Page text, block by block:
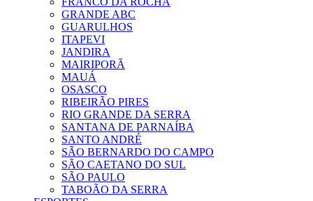
GRANDE ABC
GUARULHOS
ITAPEVI
JANDIRA
MAIRIPORÃ
MAUÁ
OSASCO
RIBEIRÃO PIRES
RIO GRANDE DA SERRA
SANTANA DE PARNAÍBA
SANTO ANDRÉ
SÃO BERNARDO DO CAMPO
SÃO CAETANO DO SUL
SÃO PAULO
TABOÃO DA SERRA